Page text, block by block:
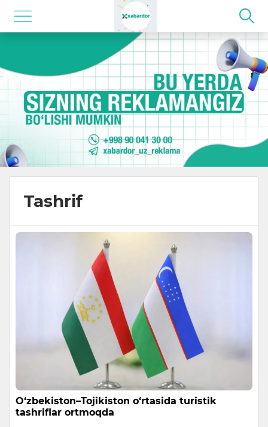
Tashrif
O‘zbekiston–Tojikiston o‘rtasida turistik
tashriflar ortmoqda